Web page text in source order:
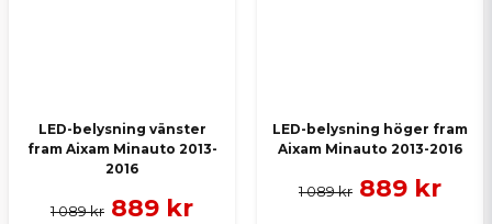
LED-belysning vänster
fram Aixam Minauto 2013-
2016
1 089 kr 889 kr
LED-belysning höger fram
Aixam Minauto 2013-2016
1 089 kr 889 kr